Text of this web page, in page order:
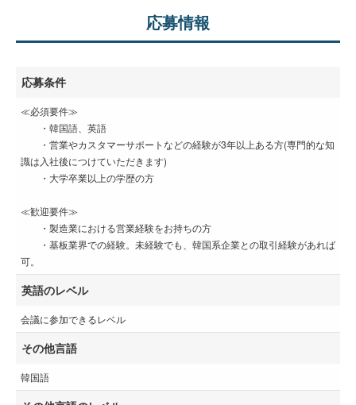
応募情報
応募条件
≪必須要件≫
・韓国語、英語
・営業やカスタマーサポートなどの経験が3年以上ある方(専門的な知
識は入社後につけていただきます)
・大学卒業以上の学歴の方
≪歓迎要件≫
・製造業における営業経験をお持ちの方
・基板業界での経験。未経験でも、韓国系企業との取引経験があれば
可。
英語のレベル
会議に参加できるレベル
その他言語
韓国語